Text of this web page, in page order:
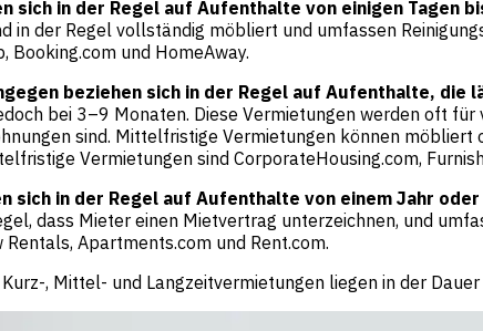
sich in der Regel auf Aufenthalte von einigen Tagen
in der Regel vollständig möbliert und umfassen
Booking.com und HomeAway.
beziehen sich in der Regel auf Aufenthalte, die
bei 3–9 Monaten. Diese Vermietungen werden oft
sind. Mittelfristige Vermietungen können
Vermietungen sind CorporateHousing.com,
sich in der Regel auf Aufenthalte von einem Jahr
dass Mieter einen Mietvertrag unterzeichnen, und
Apartments.com und Rent.com.
, Mittel- und Langzeitvermietungen liegen in der